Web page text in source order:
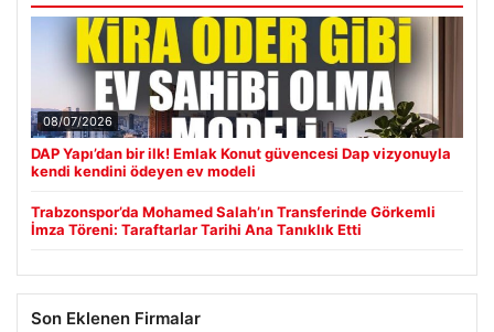
08/07/2026
DAP Yapı’dan bir ilk! Emlak Konut güvencesi Dap vizyonuyla
kendi kendini ödeyen ev modeli
Trabzonspor’da Mohamed Salah’ın Transferinde Görkemli
İmza Töreni: Taraftarlar Tarihi Ana Tanıklık Etti
Son Eklenen Firmalar